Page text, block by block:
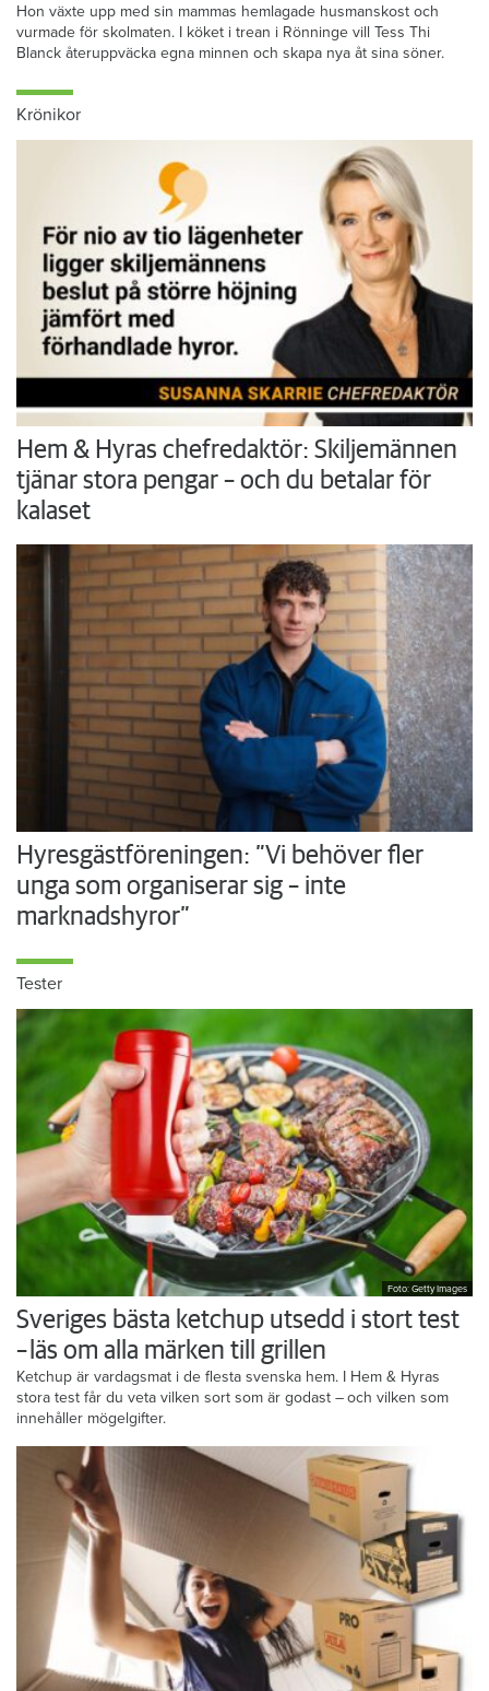
Hon växte upp med sin mammas hemlagade husmanskost och
vurmade för skolmaten. I köket i trean i Rönninge vill Tess Thi
Blanck återuppväcka egna minnen och skapa nya åt sina söner.
Krönikor
Hem & Hyras chefredaktör: Skiljemännen
tjänar stora pengar – och du betalar för
kalaset
Hyresgästföreningen: ”Vi behöver fler
unga som organiserar sig – inte
marknadshyror”
Tester
Foto: Getty Images
Sveriges bästa ketchup utsedd i stort test
– läs om alla märken till grillen
Ketchup är vardagsmat i de flesta svenska hem. I Hem & Hyras
stora test får du veta vilken sort som är godast – och vilken som
innehåller mögelgifter.